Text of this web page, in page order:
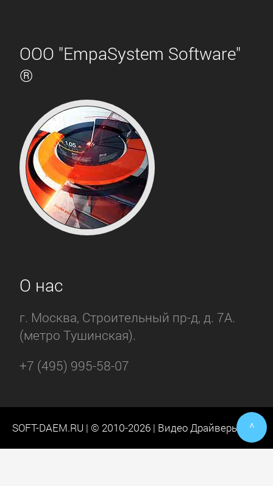
ООО "EmpaSystem Software"
®
О нас
г. Москва, Строительный пр-д, д. 7А.
(метро Тушинская).
+7 (495) 995-58-07
SOFT-DAEM.RU | © 2010-2026 | Видео Драйверы ^